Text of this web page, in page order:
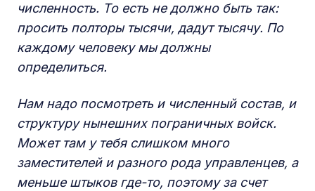
численность. То есть не должно быть так:
просить полторы тысячи, дадут тысячу. По
каждому человеку мы должны
определиться.
Нам надо посмотреть и численный состав, и
структуру нынешних пограничных войск.
Может там у тебя слишком много
заместителей и разного рода управленцев, а
меньше штыков где-то, поэтому за счет